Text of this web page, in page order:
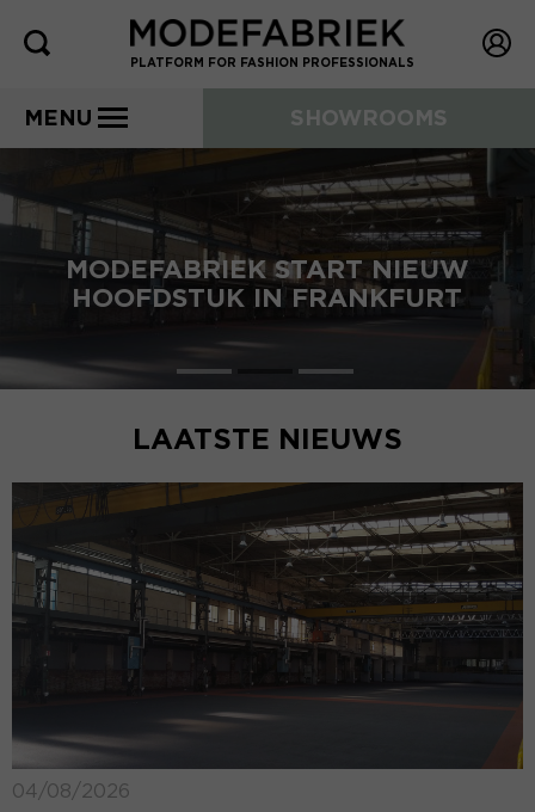
PLATFORM FOR FASHION PROFESSIONALS
MENU SHOWROOMS
MODEFABRIEK START NIEUW
HOOFDSTUK IN FRANKFURT
LAATSTE NIEUWS
04/08/2026